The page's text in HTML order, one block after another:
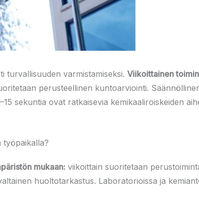
turvallisuuden varmistamiseksi. Viikoittainen
perusteellinen kuntoarviointi.
sekuntia ovat ratkaisevia kemikaaliroiskeiden
työpaikalla?
mukaan: viikoittain suoritetaan
huoltotarkastus. Laboratorioissa ja